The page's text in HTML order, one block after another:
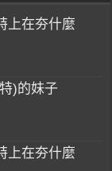
上在夯什麼
)的妹子
上在夯什麼